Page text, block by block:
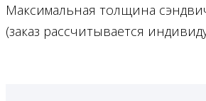
Максимальная толщина
(заказ рассчитывается